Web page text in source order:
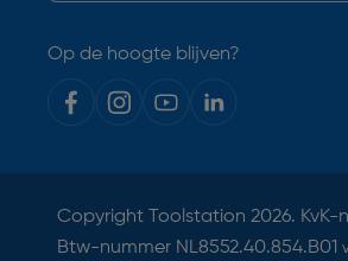
Op de hoogte blijven?
Copyright Toolstation 2026. KvK-
Btw-nummer NL8552.40.854.B01